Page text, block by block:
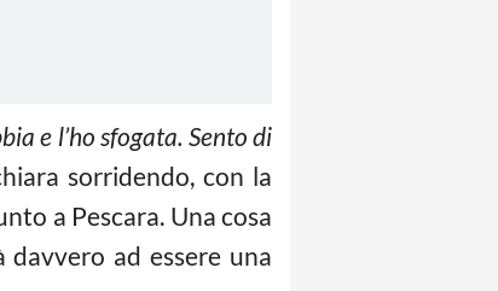
e l’ho sfogata. Sento di
sorridendo, con la
a Pescara. Una cosa
davvero ad essere una